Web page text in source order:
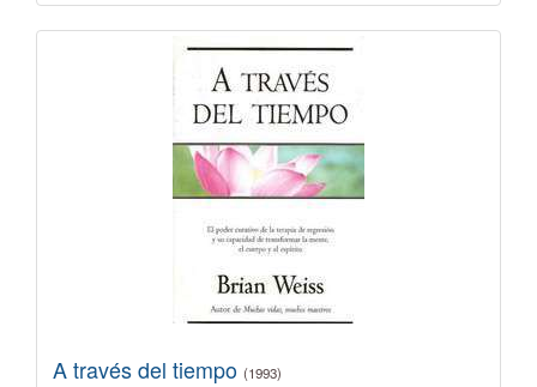
A través del tiempo (1993)